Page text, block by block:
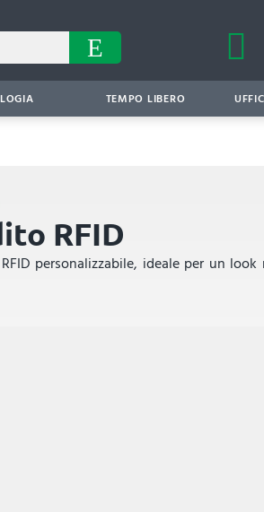
TEMPO LIBERO
RFID
personalizzabile, ideale per un look